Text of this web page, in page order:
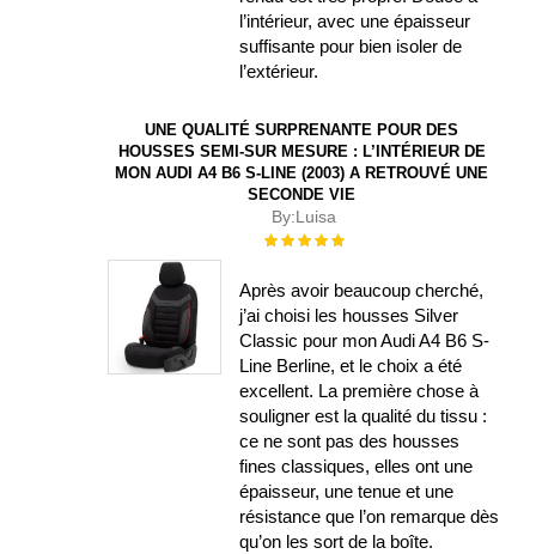
l’intérieur, avec une épaisseur
suffisante pour bien isoler de
l’extérieur.
UNE QUALITÉ SURPRENANTE POUR DES
HOUSSES SEMI-SUR MESURE : L’INTÉRIEUR DE
MON AUDI A4 B6 S-LINE (2003) A RETROUVÉ UNE
SECONDE VIE
By:Luisa
Évaluation :
Après avoir beaucoup cherché,
j’ai choisi les housses Silver
Classic pour mon Audi A4 B6 S-
Line Berline, et le choix a été
excellent. La première chose à
souligner est la qualité du tissu :
ce ne sont pas des housses
fines classiques, elles ont une
épaisseur, une tenue et une
résistance que l’on remarque dès
qu’on les sort de la boîte.